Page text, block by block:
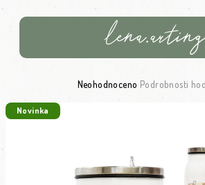
Průměrné hodnocení produktu
Neohodnoceno Podrobnosti
Novinka